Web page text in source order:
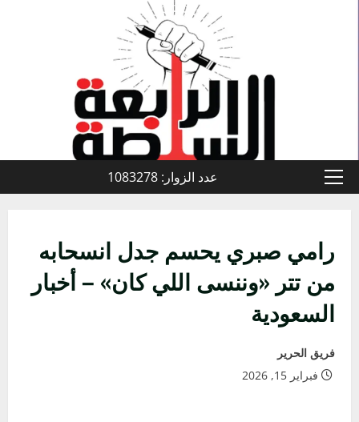
القائمة
عدد الزوار: 1083278
رامي صبري يحسم جدل انسحابه
من تتر «وننسى اللي كان» – أخبار
السعودية
فريق الحرير
فبراير 15, 2026